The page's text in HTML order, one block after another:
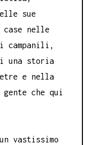
sue
nelle
campanili,
una storia
e nella
che qui
vastissimo